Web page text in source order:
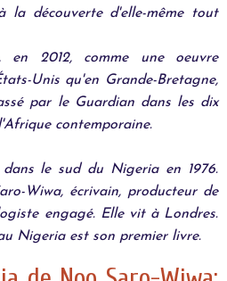
la découverte d'elle-même tout
en 2012, comme une oeuvre
Unis qu'en Grande-Bretagne,
par le Guardian dans les dix
contemporaine.
le sud du Nigeria en 1976.
Wiwa, écrivain, producteur de
engagé. Elle vit à Londres.
Nigeria est son premier livre.